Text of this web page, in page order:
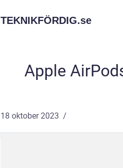
TEKNIKFÖRDIG.se
Apple
18 oktober 2023